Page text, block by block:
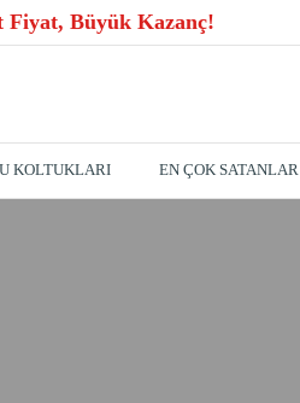
Fiyat, Büyük Kazanç!
KOLTUKLARI EN ÇOK SATANLAR